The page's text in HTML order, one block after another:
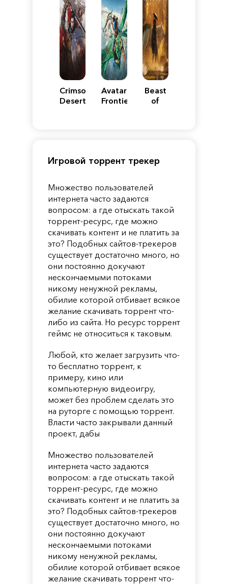
Crimson
Desert
Avatar:
Frontiers
Beast
of
Игровой торрент трекер
Множество пользователей
интернета часто задаются
вопросом: а где отыскать такой
торрент-ресурс, где можно
скачивать контент и не платить за
это? Подобных сайтов-трекеров
существует достаточно много, но
они постоянно докучают
нескончаемыми потоками
никому ненужной рекламы,
обилие которой отбивает всякое
желание скачивать торрент что-
либо из сайта. Но ресурс торрент
геймс не относиться к таковым.
Любой, кто желает загрузить что-
то бесплатно торрент, к
примеру, кино или
компьютерную видеоигру,
может без проблем сделать это
на руторге с помощью торрент.
Власти часто закрывали данный
проект, дабы
Множество пользователей
интернета часто задаются
вопросом: а где отыскать такой
торрент-ресурс, где можно
скачивать контент и не платить за
это? Подобных сайтов-трекеров
существует достаточно много, но
они постоянно докучают
нескончаемыми потоками
никому ненужной рекламы,
обилие которой отбивает всякое
желание скачивать торрент что-